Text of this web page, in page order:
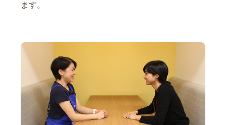
ます。